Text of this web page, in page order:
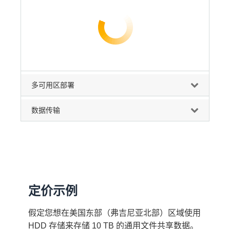
多可用区部署
数据传输
定价示例
假定您想在美国东部（弗吉尼亚北部）区域使用
HDD 存储来存储 10 TB 的通用文件共享数据。